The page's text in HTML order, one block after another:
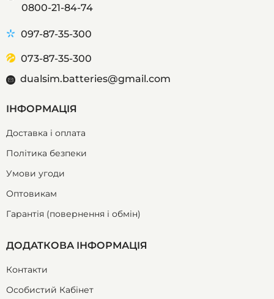
0800-21-84-74
097-87-35-300
073-87-35-300
dualsim.batteries@gmail.com
ІНФОРМАЦІЯ
Доставка і оплата
Політика безпеки
Умови угоди
Оптовикам
Гарантія (повернення і обмін)
ДОДАТКОВА ІНФОРМАЦІЯ
Контакти
Особистий Кабінет